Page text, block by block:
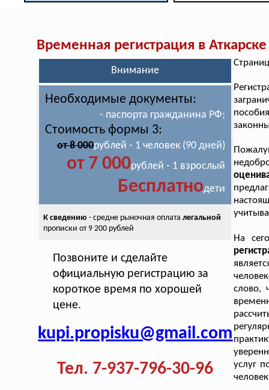
Временная регистрация в Аткарске
Внимание
Необходимые документы:
- паспорта гражданина РФ;
Стоимость формы 3:
от 8 000рублей - 1 человек (90 дней)
от 7 000рублей - 1 взрослый
Бесплатнодети
К сведению - средне рыночная оплата легальной
прописки от 9 200 рублей
Позвоните и сделайте
официальную регистрацию за
короткое время по хорошей
цене.
kupi.propisku@gmail.com
Тел. 7-937-796-30-96
На
слово,
услуг